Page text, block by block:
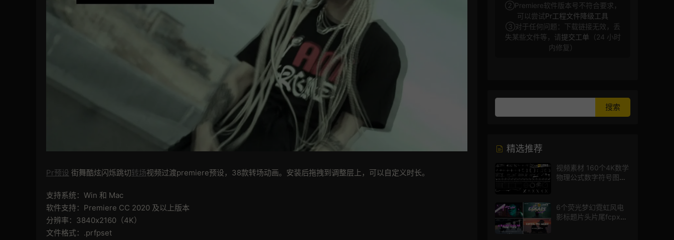
Pr预设 街舞酷炫闪烁跳切转场视频过渡premiere预设，38款转场动画。安装后拖拽到调整层上，可以自定义时长。
支持系统：Win 和 Mac
软件支持：Premiere CC 2020 及以上版本
分辨率：3840x2160（4K）
文件格式：.prfpset
②Premiere软件版本号不符合要求，
可以尝试Pr工程文件降级工具
③对于任何问题：下载链接无效，丢
失某些文件等，请提交工单 （24 小时
内修复）
精选推荐
视频素材 160个4K数学
物理公式数字符号图标
6个荧光梦幻霓虹风电
影标题片头片尾fcpx插